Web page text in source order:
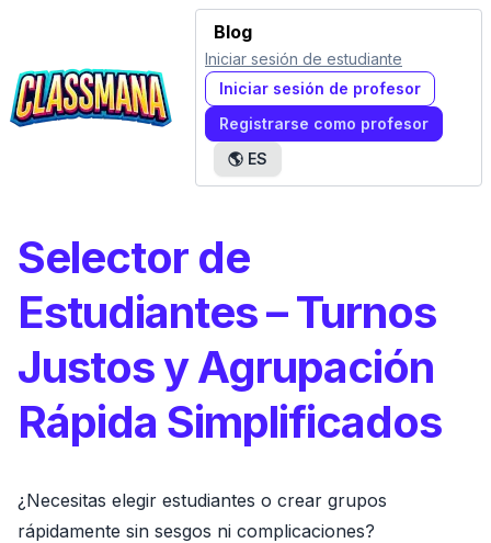
Blog
Iniciar sesión de estudiante
Iniciar sesión de profesor
Registrarse como profesor
🌎 ES
Selector de
Estudiantes – Turnos
Justos y Agrupación
Rápida Simplificados
¿Necesitas elegir estudiantes o crear grupos
rápidamente sin sesgos ni complicaciones?